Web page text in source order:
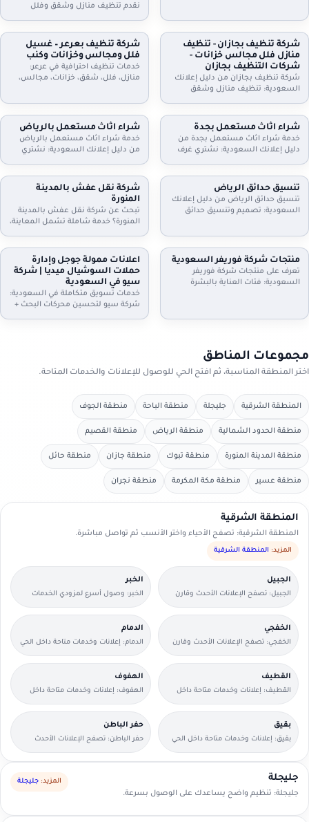
تنافسية. اطلب خدمتك الآن!
نقدم تنظيف منازل وشقق وفلل
وعقود دورية للمنازل والمكاتب. اطلب
تقييمًا مجانيًا وتفاصيل السعر حسب
المساحة والخدمة.
شركة تنظيف بجازان - تنظيف
منازل فلل مجالس خزانات -
شركات التنظيف بجازان
شركة تنظيف بجازان من دليل إعلانك
السعودية: تنظيف منازل وشقق
وتعقيم الخزانات. خدمة مرنة وزيارات
دورية وعقود للمنشآت. اتصل الآن
لحجز الموعد.
شركة تنظيف بعرعر – غسيل
فلل ومجالس وخزانات وكنب
خدمات تنظيف احترافية في عرعر:
منازل، فلل، شقق، خزانات، مجالس،
شراء اثاث مستعمل بجدة
خدمة شراء اثاث مستعمل بجدة من
دليل إعلانك السعودية: نشتري غرف
وتقييم عادل، فك ونقل سريع،
واستلام فوري. تواصل الآن لتحديد
الموعد.
شراء اثاث مستعمل بالرياض
خدمة شراء اثاث مستعمل بالرياض
من دليل إعلانك السعودية: نشتري
مكاتب، ومحتويات شقق وفلل كاملة.
معاينة وتقييم عادل، فك ونقل،
واستلام سريع. تواصل الآن.
تنسيق حدائق الرياض
تنسيق حدائق الرياض من دليل إعلانك
السعودية: تصميم وتنسيق حدائق
بالتنقيط، شلالات ونوافير وصيانة
شهرية. اطلب معاينة وخطة تصميم
تناسب مساحتك
شركة نقل عفش بالمدينة
المنورة
تبحث عن شركة نقل عفش بالمدينة
المنورة؟ خدمة شاملة تشمل المعاينة،
للأدوار وتخزين مؤقت عند الحاجة. دليل
إعلانك السعودية يساعدك تختار
الخدمة المناسبة وتعرف خطوات النقل
والتسعير
منتجات شركة فوريفر السعودية
تعرف على منتجات شركة فوريفر
السعودية: فئات العناية بالبشرة
إعلانك السعودية.
اعلانات ممولة جوجل وإدارة
حملات السوشيال ميديا | شركة
سيو في السعودية
خدمات تسويق متكاملة في السعودية:
شركة سيو لتحسين محركات البحث +
مجموعات المناطق
اختر المنطقة المناسبة، ثم افتح الحي للوصول للإعلانات والخدمات المتاحة.
المنطقة الشرقية جليجلة منطقة الباحة منطقة الجوف
منطقة الحدود الشمالية منطقة الرياض منطقة القصيم
منطقة المدينة المنورة منطقة تبوك منطقة جازان منطقة حائل
منطقة عسير منطقة مكة المكرمة منطقة نجران
المنطقة الشرقية
المنطقة الشرقية: تصفح الأحياء واختر الأنسب ثم تواصل مباشرة.
المزيد: المنطقة الشرقية
الجبيل
الجبيل: تصفح الإعلانات الأحدث وقارن
التفاصيل بسرعة.
الخبر
الخبر: وصول أسرع لمزودي الخدمات
القريبين منك.
الخفجي
الخفجي: تصفح الإعلانات الأحدث وقارن
التفاصيل بسرعة.
الدمام
الدمام: إعلانات وخدمات متاحة داخل الحي
مع وسائل تواصل مباشرة.
القطيف
القطيف: إعلانات وخدمات متاحة داخل
الحي مع وسائل تواصل مباشرة.
الهفوف
الهفوف: إعلانات وخدمات متاحة داخل
الحي مع وسائل تواصل مباشرة.
بقيق
بقيق: إعلانات وخدمات متاحة داخل الحي
مع وسائل تواصل مباشرة.
حفر الباطن
حفر الباطن: تصفح الإعلانات الأحدث
وقارن التفاصيل بسرعة.
جليجلة
جليجلة: تنظيم واضح يساعدك على الوصول بسرعة.
المزيد: جليجلة